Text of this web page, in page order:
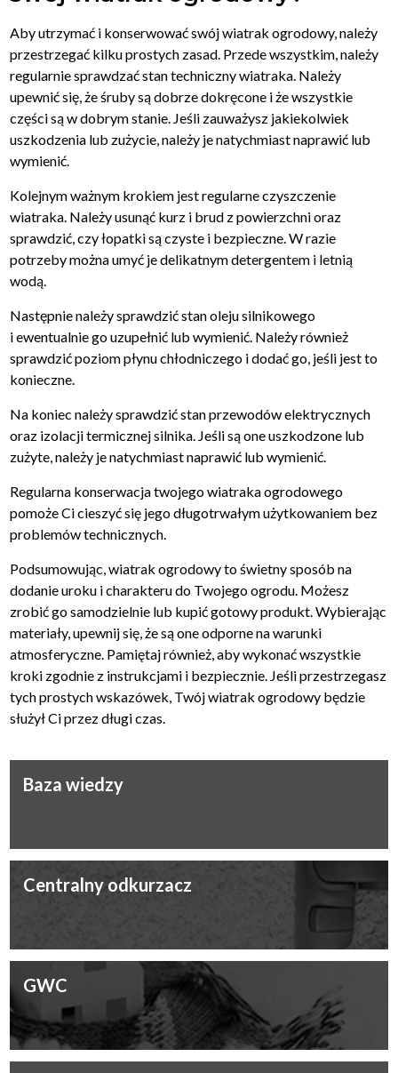
Aby utrzymać i konserwować swój wiatrak ogrodowy, należy
przestrzegać kilku prostych zasad. Przede wszystkim, należy
regularnie sprawdzać stan techniczny wiatraka. Należy
upewnić się, że śruby są dobrze dokręcone i że wszystkie
części są w dobrym stanie. Jeśli zauważysz jakiekolwiek
uszkodzenia lub zużycie, należy je natychmiast naprawić lub
wymienić.
Kolejnym ważnym krokiem jest regularne czyszczenie
wiatraka. Należy usunąć kurz i brud z powierzchni oraz
sprawdzić, czy łopatki są czyste i bezpieczne. W razie
potrzeby można umyć je delikatnym detergentem i letnią
wodą.
Następnie należy sprawdzić stan oleju silnikowego
i ewentualnie go uzupełnić lub wymienić. Należy również
sprawdzić poziom płynu chłodniczego i dodać go, jeśli jest to
konieczne.
Na koniec należy sprawdzić stan przewodów elektrycznych
oraz izolacji termicznej silnika. Jeśli są one uszkodzone lub
zużyte, należy je natychmiast naprawić lub wymienić.
Regularna konserwacja twojego wiatraka ogrodowego
pomoże Ci cieszyć się jego długotrwałym użytkowaniem bez
problemów technicznych.
Podsumowując, wiatrak ogrodowy to świetny sposób na
dodanie uroku i charakteru do Twojego ogrodu. Możesz
zrobić go samodzielnie lub kupić gotowy produkt. Wybierając
materiały, upewnij się, że są one odporne na warunki
atmosferyczne. Pamiętaj również, aby wykonać wszystkie
kroki zgodnie z instrukcjami i bezpiecznie. Jeśli przestrzegasz
tych prostych wskazówek, Twój wiatrak ogrodowy będzie
służył Ci przez długi czas.
Baza wiedzy
Centralny odkurzacz
GWC